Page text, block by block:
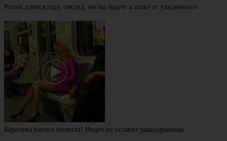
Ролик длится пару секунд, но вы будете в шоке от увиденного
Королева вагона отожгла! Видео не оставит равнодушным